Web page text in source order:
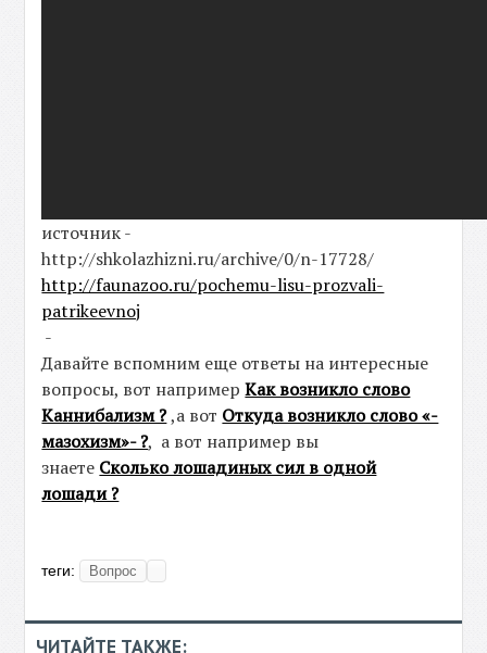
источник -
http://shkolazhizni.ru/archive/0/n-17728/
http://faunazoo.ru/pochemu-lisu-prozvali-
patrikeevnoj
-
Давайте вспомним еще ответы на интересные
вопросы, вот напримерКак возникло слово
Каннибализм ?,а вот Откуда возникло слово «-
мазохизм»- ?, а вот например вы
знаете Сколько лошадиных сил в одной
лошади ?
теги: Вопрос
ЧИТАЙТЕ ТАКЖЕ: